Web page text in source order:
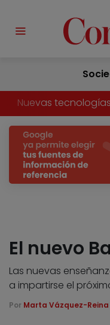
Nuevas tecnologías
El nuevo
Las nuevas
a impartirse el
Por Marta Vázquez-Reina